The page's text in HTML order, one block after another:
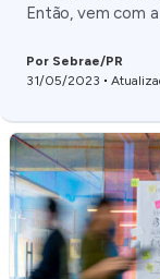
Então, vem com
Por Sebrae/PR
31/05/2023